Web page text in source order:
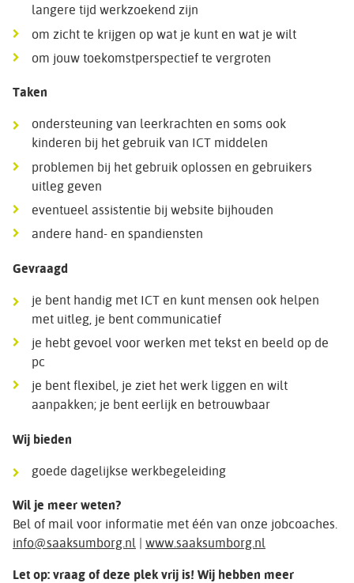
langere tijd werkzoekend zijn
om zicht te krijgen op wat je kunt en wat je wilt
om jouw toekomstperspectief te vergroten
Taken
ondersteuning van leerkrachten en soms ook
kinderen bij het gebruik van ICT middelen
problemen bij het gebruik oplossen en gebruikers
uitleg geven
eventueel assistentie bij website bijhouden
andere hand- en spandiensten
Gevraagd
je bent handig met ICT en kunt mensen ook helpen
met uitleg, je bent communicatief
je hebt gevoel voor werken met tekst en beeld op de
pc
je bent flexibel, je ziet het werk liggen en wilt
aanpakken; je bent eerlijk en betrouwbaar
Wij bieden
goede dagelijkse werkbegeleiding
Wil je meer weten?
Bel of mail voor informatie met één van onze jobcoaches.
info@saaksumborg.nl | www.saaksumborg.nl
Let op: vraag of deze plek vrij is! Wij hebben meer